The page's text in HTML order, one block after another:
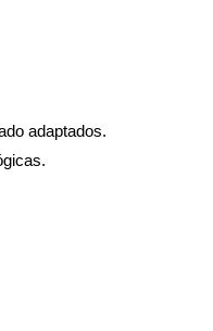
adaptados.